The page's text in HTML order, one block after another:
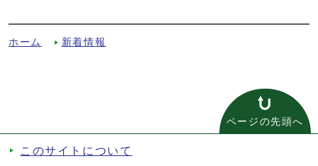
ホーム 新着情報
ページの先頭へ
このサイトについて